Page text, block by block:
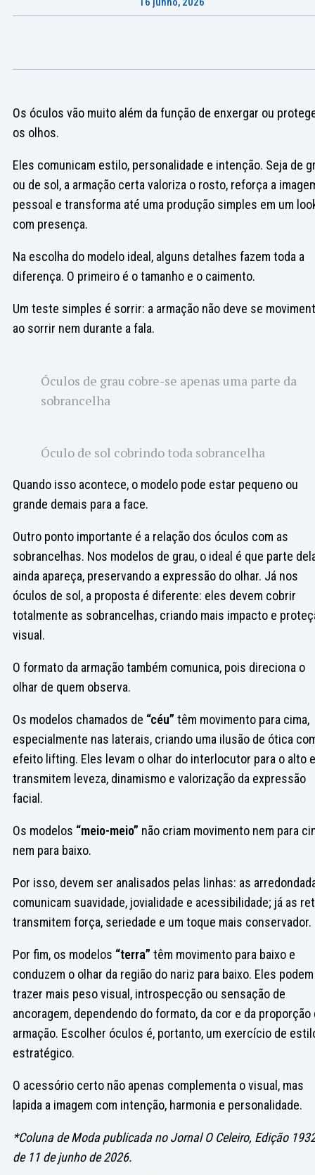
Os óculos vão muito além da função de enxergar ou
os olhos.
Eles comunicam estilo, personalidade e intenção. Seja de
ou de sol, a armação certa valoriza o rosto, reforça a
pessoal e transforma até uma produção simples em um
com presença.
Na escolha do modelo ideal, alguns detalhes fazem toda a
diferença. O primeiro é o tamanho e o caimento.
Um teste simples é sorrir: a armação não deve se
ao sorrir nem durante a fala.
Óculos de grau cobre-se apenas uma parte da
sobrancelha
Óculo de sol cobrindo toda sobrancelha
Quando isso acontece, o modelo pode estar pequeno ou
grande demais para a face.
Outro ponto importante é a relação dos óculos com as
sobrancelhas. Nos modelos de grau, o ideal é que parte
ainda apareça, preservando a expressão do olhar. Já nos
óculos de sol, a proposta é diferente: eles devem cobrir
totalmente as sobrancelhas, criando mais impacto e
visual.
O formato da armação também comunica, pois direciona o
olhar de quem observa.
Os modelos chamados de “céu” têm movimento para cima,
especialmente nas laterais, criando uma ilusão de ótica
efeito lifting. Eles levam o olhar do interlocutor para o alto e
transmitem leveza, dinamismo e valorização da expressão
facial.
Os modelos “meio-meio” não criam movimento nem para
nem para baixo.
Por isso, devem ser analisados pelas linhas: as
comunicam suavidade, jovialidade e acessibilidade; já as
transmitem força, seriedade e um toque mais conservador.
Por fim, os modelos “terra” têm movimento para baixo e
conduzem o olhar da região do nariz para baixo. Eles podem
trazer mais peso visual, introspecção ou sensação de
ancoragem, dependendo do formato, da cor e da proporção
armação. Escolher óculos é, portanto, um exercício de
estratégico.
O acessório certo não apenas complementa o visual, mas
lapida a imagem com intenção, harmonia e personalidade.
*Coluna de Moda publicada no Jornal O Celeiro, Edição
de 11 de junho de 2026.